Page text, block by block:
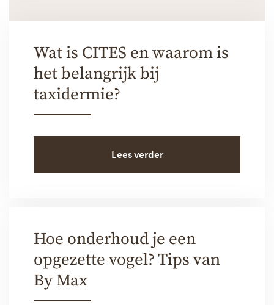
Wat is CITES en waarom is
het belangrijk bij
taxidermie?
Lees verder
Hoe onderhoud je een
opgezette vogel? Tips van
By Max